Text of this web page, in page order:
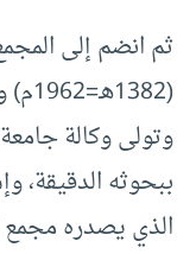
ثم انضم إلى
وتولى وكالة
ببحوثه الدقيقة،
الذي يصدره مجمع